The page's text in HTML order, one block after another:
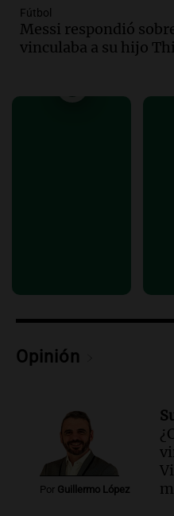
Episodios
Audio.Denuncias
Congreso y
Episodios
Fútbol
Messi respondió
vinculaba a su hijo
Opinión
Por Guillermo López